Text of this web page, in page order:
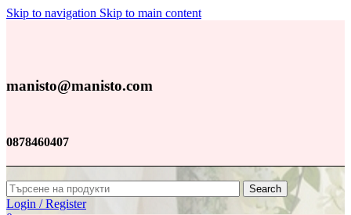
Skip to navigation Skip to main content
manisto@manisto.com
0878460407
Search
Login / Register